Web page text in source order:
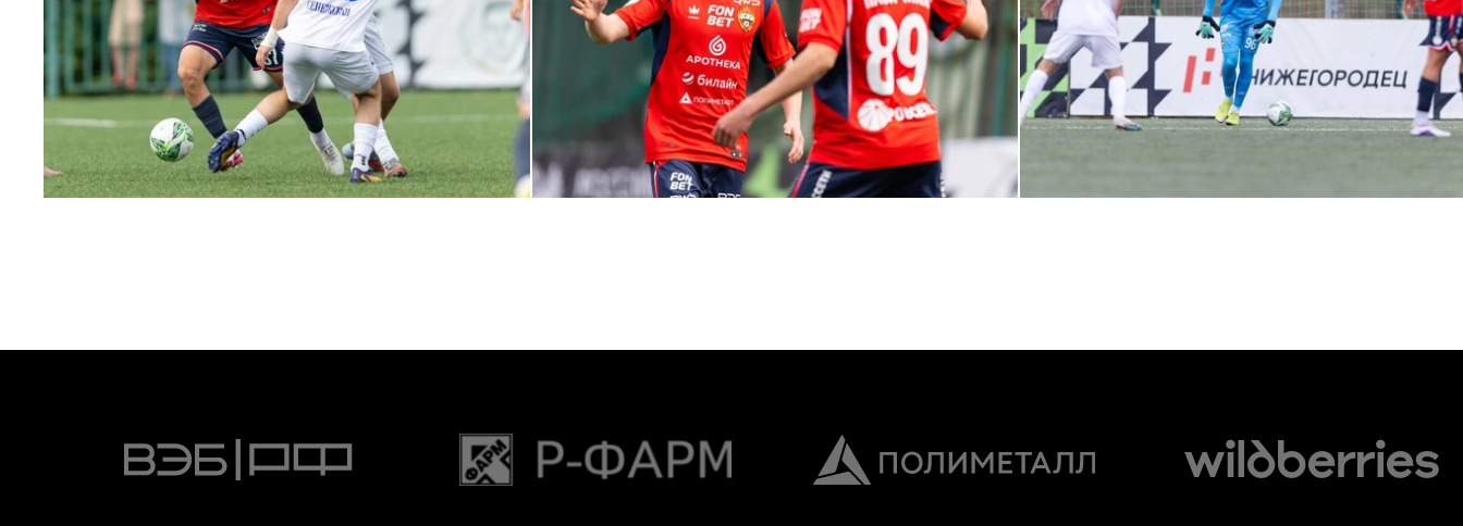
МФЛ. ПФК ЦСКА – Чертаново – 3:0
22 МАЯ 2026 15:02
МФЛ. ПФК ЦСКА – Динамо (Москва) – 3:1
1 МАЯ 2026 15:37